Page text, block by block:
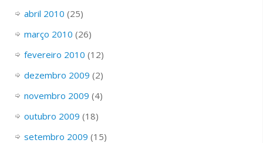
abril 2010 (25)
março 2010 (26)
fevereiro 2010 (12)
dezembro 2009 (2)
novembro 2009 (4)
outubro 2009 (18)
setembro 2009 (15)